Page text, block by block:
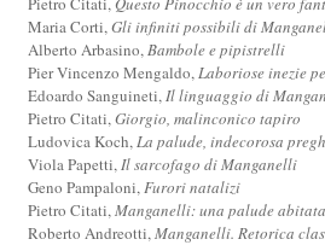
Maria Corti,Gli infiniti possibili di
Alberto Arbasino,Bambole e pipistrelli
Pier Vincenzo Mengaldo,Laboriose inezie
Edoardo Sanguineti,Il linguaggio di
Pietro Citati,Giorgio, malinconico tapiro
Ludovica Koch,La palude, indecorosa
Viola Papetti,Il sarcofago di Manganelli
Geno Pampaloni,Furori natalizi
Pietro Citati,Manganelli: una palude
Roberto Andreotti,Manganelli. Retorica